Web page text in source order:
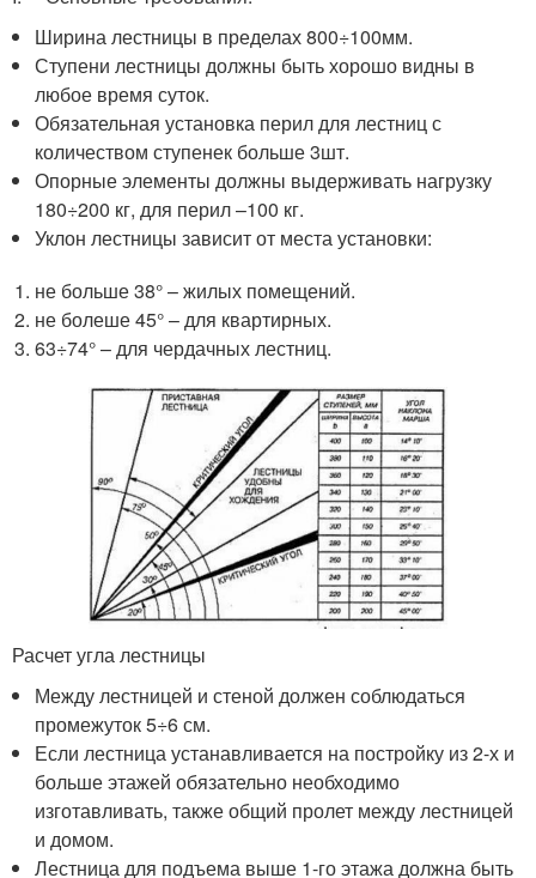
Ширина лестницы в пределах 800÷100мм.
Ступени лестницы должны быть хорошо видны в
любое время суток.
Обязательная установка перил для лестниц с
количеством ступенек больше 3шт.
Опорные элементы должны выдерживать нагрузку
180÷200 кг, для перил –100 кг.
Уклон лестницы зависит от места установки:
не больше 38° – жилых помещений.
не болеше 45° – для квартирных.
63÷74° – для чердачных лестниц.
Расчет угла лестницы
Между лестницей и стеной должен соблюдаться
промежуток 5÷6 см.
Если лестница устанавливается на постройку из 2-х и
больше этажей обязательно необходимо
изготавливать, также общий пролет между лестницей
и домом.
Лестница для подъема выше 1-го этажа должна быть